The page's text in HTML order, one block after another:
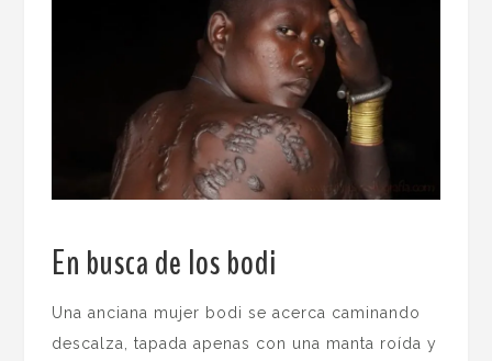
En busca de los bodi
Una anciana mujer bodi se acerca caminando
descalza, tapada apenas con una manta roída y